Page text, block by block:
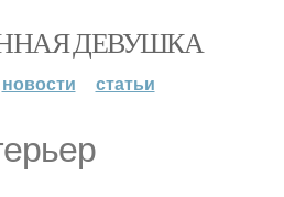
ДЕВУШКА
новости статьи